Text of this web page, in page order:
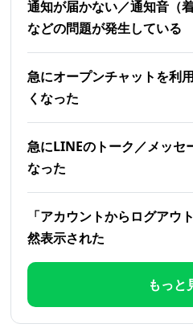
通知が届かない／通知音（
などの問題が発生している
急にオープンチャットを利
くなった
急にLINEのトーク／メッセ
なった
「アカウントからログアウ
然表示された
もっと